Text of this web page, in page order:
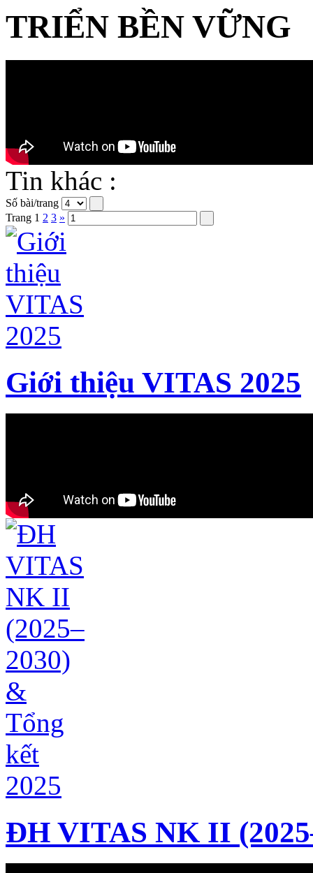
TRIỂN BỀN VỮNG
Tin khác :
Số bài/trang
Trang 1 2 3 »
Giới thiệu VITAS 2025
ĐH VITAS NK II